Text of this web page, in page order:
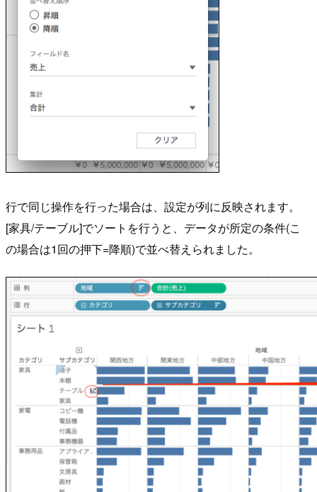
行で同じ操作を行った場合は、設定が列に反映されます。
[家具/テーブル]でソートを行うと、データが所定の条件(こ
の場合は1回の押下=降順)で並べ替えられました。